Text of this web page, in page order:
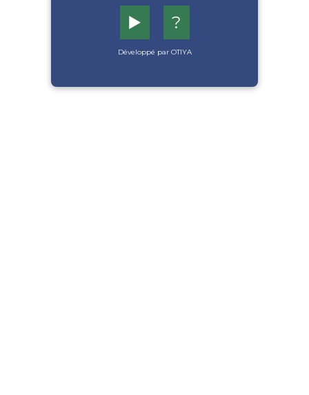
▶️ ?
Développé par OTIYA